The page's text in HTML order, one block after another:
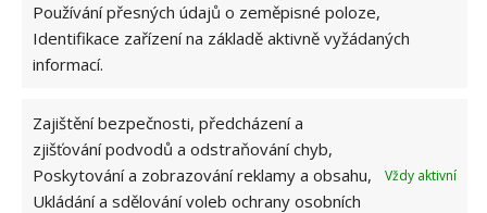
Používání přesných údajů o zeměpisné poloze,
Identifikace zařízení na základě aktivně vyžádaných
informací.
Zajištění bezpečnosti, předcházení a
zjišťování podvodů a odstraňování chyb,
Poskytování a zobrazování reklamy a obsahu,
Ukládání a sdělování voleb ochrany osobních
Vždy aktivní